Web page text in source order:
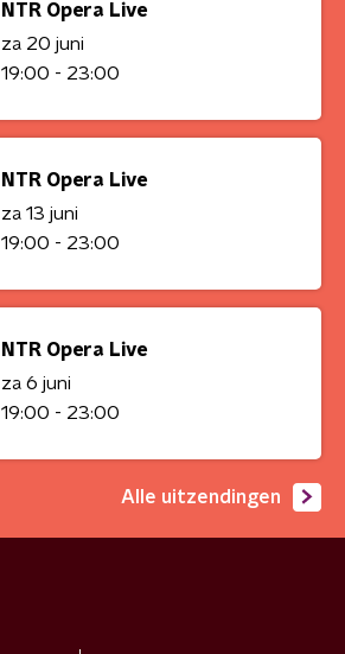
NTR Opera Live
za 20 juni
19:00 - 23:00
NTR Opera Live
za 13 juni
19:00 - 23:00
NTR Opera Live
za 6 juni
19:00 - 23:00
Alle uitzendingen